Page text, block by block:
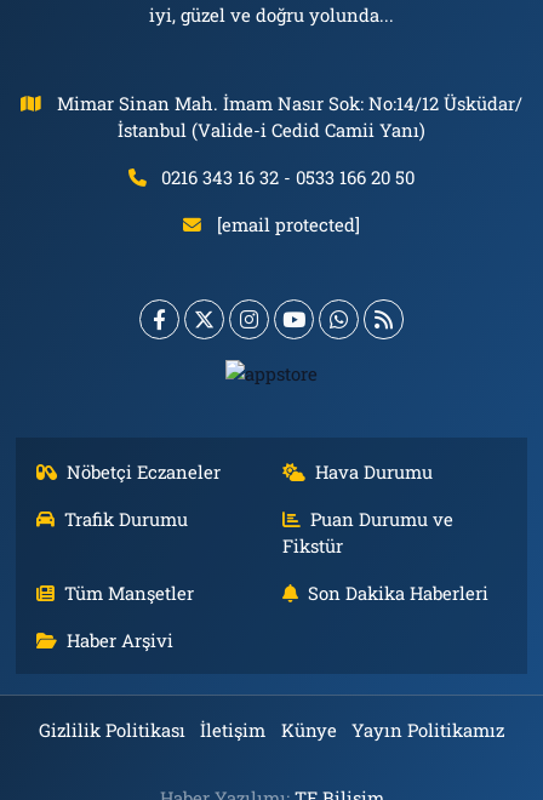
iyi, güzel ve doğru yolunda...
Mimar Sinan Mah. İmam Nasır Sok: No:14/12 Üsküdar/
İstanbul (Valide-i Cedid Camii Yanı)
0216 343 16 32 - 0533 166 20 50
[email protected]
Nöbetçi Eczaneler
Hava Durumu
Trafik Durumu
Puan Durumu ve
Fikstür
Tüm Manşetler
Son Dakika Haberleri
Haber Arşivi
Gizlilik Politikası İletişim Künye Yayın Politikamız